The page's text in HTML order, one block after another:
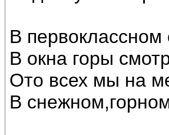
В первоклассном
В окна горы
Ото всех мы на
В